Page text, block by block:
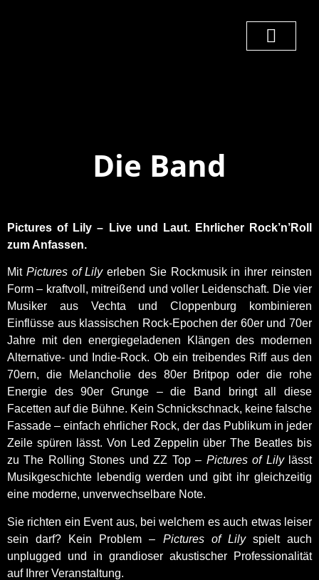
Die Band
Pictures of Lily – Live und Laut. Ehrlicher Rock’n’Roll
zum Anfassen.
Mit Pictures of Lilyerleben Sie Rockmusik in ihrer reinsten
Form – kraftvoll, mitreißend und voller Leidenschaft. Die vier
Musiker aus Vechta und Cloppenburg kombinieren
Einflüsse aus klassischen Rock-Epochen der 60er und 70er
Jahre mit den energiegeladenen Klängen des modernen
Alternative- und Indie-Rock. Ob ein treibendes Riff aus den
70ern, die Melancholie des 80er Britpop oder die rohe
Energie des 90er Grunge – die Band bringt all diese
Facetten auf die Bühne. Kein Schnickschnack, keine falsche
Fassade – einfach ehrlicher Rock, der das Publikum in jeder
Zeile spüren lässt. Von Led Zeppelin über The Beatles bis
zu The Rolling Stones und ZZ Top – Pictures of Lilylässt
Musikgeschichte lebendig werden und gibt ihr gleichzeitig
eine moderne, unverwechselbare Note.
Sie richten ein Event aus, bei welchem es auch etwas leiser
sein darf? Kein Problem – Pictures of Lilyspielt auch
unplugged und in grandioser akustischer Professionalität
auf Ihrer Veranstaltung.